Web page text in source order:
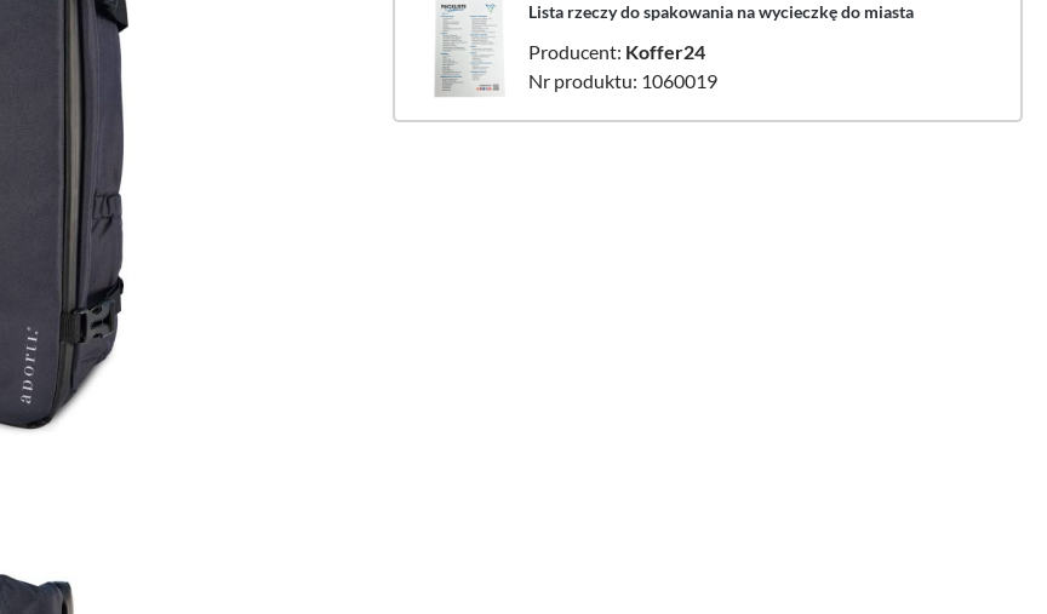
Lista rzeczy do spakowania na wycieczkę do miasta
Producent: Koffer24
Nr produktu: 1060019